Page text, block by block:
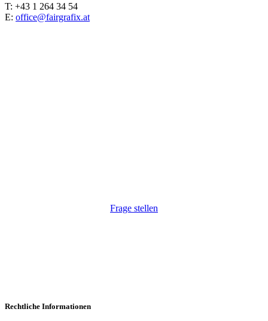
T: +43 1 264 34 54
E: office@fairgrafix.at
Frage stellen
Rechtliche Informationen